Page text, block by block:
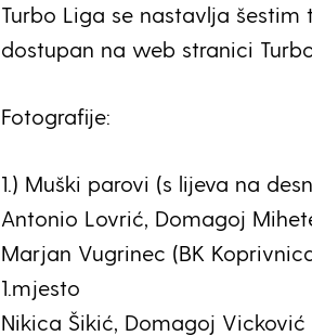
Turbo Liga se nastavlja šestim
dostupan na web stranici
Fotografije:
1.) Muški parovi (s lijeva na
Antonio Lovrić, Domagoj
Marjan Vugrinec (BK
1.mjesto
Nikica Šikić, Domagoj Vicković